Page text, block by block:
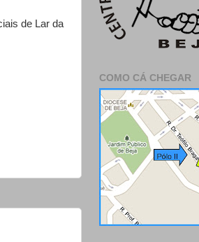
de Lar da
COMO CÁ CHEGAR